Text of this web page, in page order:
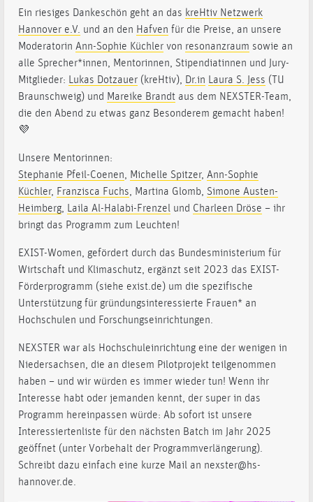
Ein riesiges Dankeschön geht an das kreHtiv Netzwerk
Hannover e.V. und an den Hafven für die Preise, an unsere
Moderatorin Ann-Sophie Küchler von resonanzraum sowie an
alle Sprecher*innen, Mentorinnen, Stipendiatinnen und Jury-
Mitglieder:
Lukas Dotzauer (kreHtiv), Dr.in Laura S. Jess (TU
Braunschweig) und Mareike Brandt aus dem NEXSTER-Team,
die den Abend zu etwas ganz Besonderem gemacht haben!
💜
Unsere Mentorinnen:
Stephanie Pfeil-Coenen
Michelle Spitzer, Ann-Sophie
Küchler, Franzisca Fuchs , Martina Glomb, Simone Austen-
Heimberg
Laila Al-Halabi-Frenzel und Charleen Dröse – ihr
bringt das Programm zum Leuchten!
EXIST-Women, gefördert durch das Bundesministerium für
Wirtschaft und Klimaschutz, ergänzt seit 2023 das EXIST-
Förderprogramm (siehe exist.de) um die spezifische
Unterstützung für gründungsinteressierte Frauen* an
Hochschulen und Forschungseinrichtungen.
NEXSTER war als Hochschuleinrichtung eine der wenigen in
Niedersachsen, die an diesem Pilotprojekt teilgenommen
haben – und wir würden es immer wieder tun! Wenn ihr
Interesse habt oder jemanden kennt, der super in das
Programm hereinpassen würde: Ab sofort ist unsere
Interessiertenliste für den nächsten Batch im Jahr 2025
geöffnet (unter Vorbehalt der Programmverlängerung).
Schreibt dazu einfach eine kurze Mail an nexster@hs-
hannover.de.